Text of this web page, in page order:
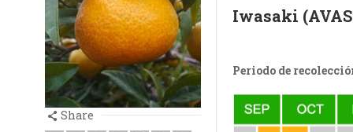
Share
Iwasaki
Periodo de